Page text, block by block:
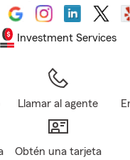
Investment Services
Llamar al agente
Obtén una tarjeta